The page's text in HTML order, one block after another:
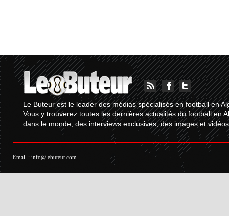
Le Buteur est le leader des médias spécialisés en football en
Vous y trouverez toutes les dernières actualités du football en
dans le monde, des interviews exclusives, des images et
Email : info@lebuteur.com